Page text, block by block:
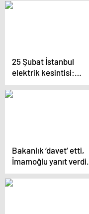
konuşuyor
25 Şubat İstanbul
elektrik kesintisi:
İstanbul ilçelerinde
elektrikler ne zaman
Bakanlık ‘davet’ etti,
İmamoğlu yanıt verdi:
‘Pazartesi o açılışa
gideceğim!’